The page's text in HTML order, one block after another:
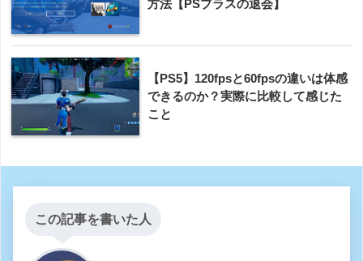
方法【PSプラスの退会】
【PS5】120fpsと60fpsの違いは体感
できるのか？実際に比較して感じた
こと
この記事を書いた人